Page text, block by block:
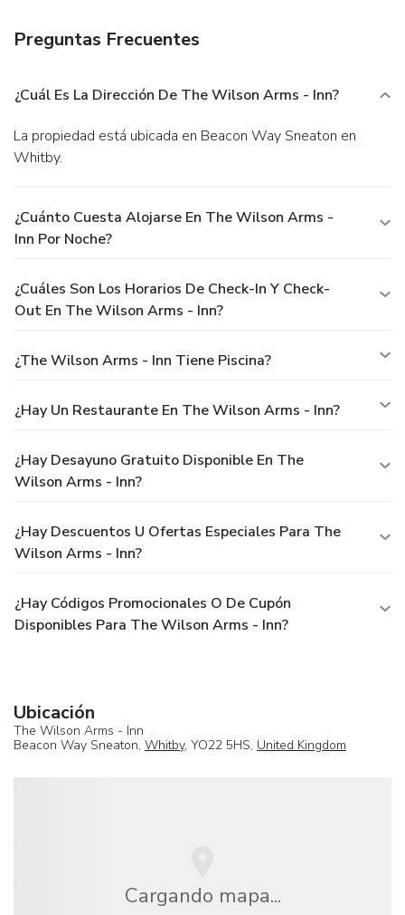
Preguntas Frecuentes
¿Cuál Es La Dirección De The Wilson Arms - Inn?
La propiedad está ubicada en Beacon Way Sneaton en
Whitby.
¿Cuánto Cuesta Alojarse En The Wilson Arms -
Inn Por Noche?
¿Cuáles Son Los Horarios De Check-In Y Check-
Out En The Wilson Arms - Inn?
¿The Wilson Arms - Inn Tiene Piscina?
¿Hay Un Restaurante En The Wilson Arms - Inn?
¿Hay Desayuno Gratuito Disponible En The
Wilson Arms - Inn?
¿Hay Descuentos U Ofertas Especiales Para The
Wilson Arms - Inn?
¿Hay Códigos Promocionales O De Cupón
Disponibles Para The Wilson Arms - Inn?
Ubicación
The Wilson Arms - Inn
Beacon Way Sneaton, Whitby, YO22 5HS, United Kingdom
Cargando mapa...